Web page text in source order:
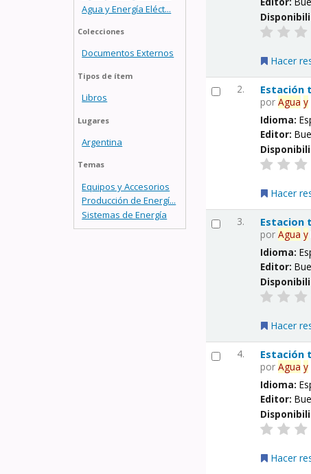
Agua y Energía Eléct...
Colecciones
Documentos Externos
Tipos de ítem
Libros
Lugares
Argentina
Temas
Equipos y Accesorios
Producción de Energí...
Sistemas de Energía
Hacer
2. Estación
porAgua y
Idioma:
Editor:
Hacer
3. Estacion
porAgua y
Idioma:
Editor:
Hacer
4. Estación
porAgua y
Idioma:
Editor:
Hacer